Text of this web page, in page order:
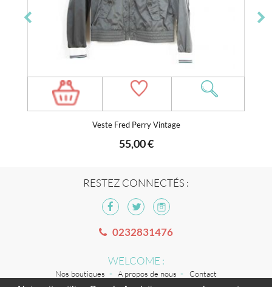
Veste Fred Perry Vintage
55,00 €
RESTEZ CONNECTÉS :
0232831476
WELCOME :
Nos boutiques A propos de nous Contact